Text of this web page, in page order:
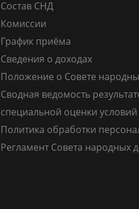
Состав СНД
Комиссии
График приёма
Сведения о доходах
Положение о Совете
Сводная ведомость
специальной оценки условий
Политика обработки
Регламент Совета народных